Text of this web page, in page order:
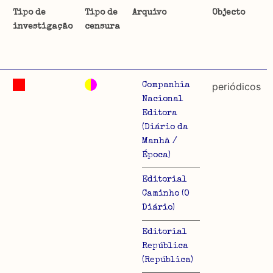
uma
Tipo de
investigação
Tipo de
censura
Arquivo Objecto
Companhia
Nacional
Editora
(Diário da
Manhã /
Época)
Editorial
Caminho (O
Diário)
Editorial
República
(República)
periódicos